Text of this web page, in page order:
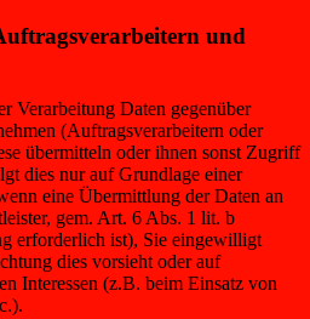
und
Verarbeitung Daten gegenüber
(Auftragsverarbeitern oder
übermitteln oder ihnen sonst Zugriff
dies nur auf Grundlage einer
eine Übermittlung der Daten an
gem. Art. 6 Abs. 1 lit. b
erforderlich ist), Sie eingewilligt
dies vorsieht oder auf
Interessen (z.B. beim Einsatz von